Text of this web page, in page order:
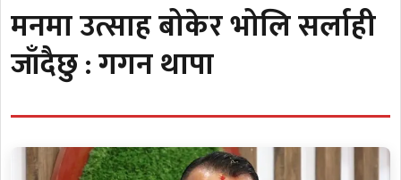
मनमा उत्साह बोकेर भोलि सर्लाही
जाँदैछु : गगन थापा